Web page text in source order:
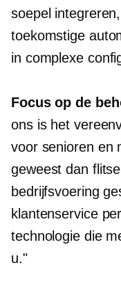
soepel
toekomstige
in complexe
Focus op de
ons is het
voor senioren en
geweest dan
bedrijfsvoering
klantenservice
technologie die
u."